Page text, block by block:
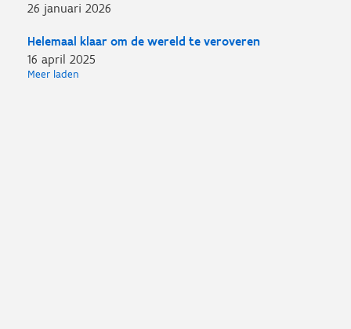
26 januari 2026
Helemaal klaar om de wereld te veroveren
16 april 2025
Meer laden